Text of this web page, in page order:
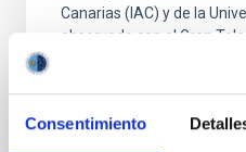
Consentimiento
Canarias (IAC) y de la
observado con el Gran
singular planeta
despejados y un alto